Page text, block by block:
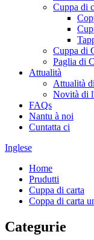
Cuppa di
Cuppa di
Paglia di
Attualità
Attualità
Novità di
FAQs
Nantu à noi
Cuntatta ci
Inglese
Home
Prudutti
Cuppa di carta
Coppa di carta
Categurie